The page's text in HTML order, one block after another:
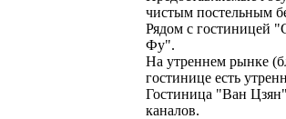
чистым постельным
Рядом с гостиницей
Фу".
На утреннем рынке
гостинице есть
Гостиница "Ван
каналов.